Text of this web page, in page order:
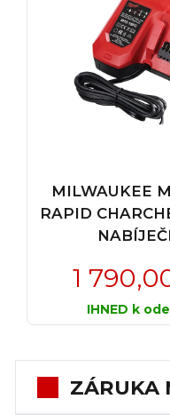
MILWAUKEE
RAPID
1
IHNED k
ZÁRUKA